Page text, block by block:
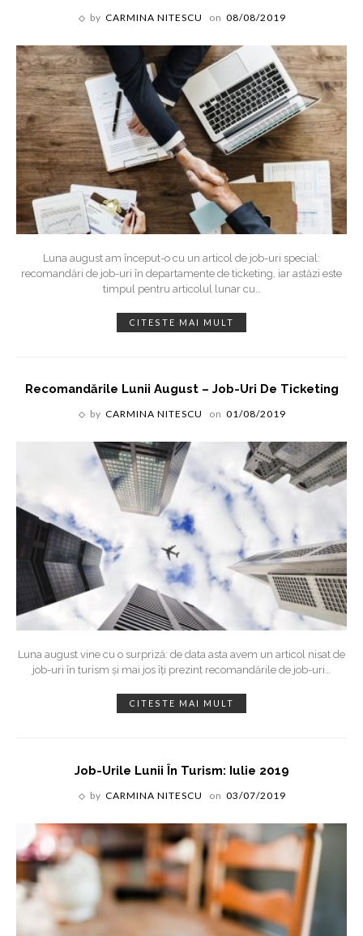
by CARMINA NITESCU on 08/08/2019
Luna august am început-o cu un articol de job-uri special:
recomandări de job-uri în departamente de ticketing, iar astăzi este
timpul pentru articolul lunar cu
CITESTE MAI MULT
Recomandările Lunii August – Job-Uri De Ticketing
by CARMINA NITESCU on 01/08/2019
Luna august vine cu o surpriză: de data asta avem un articol nisat de
job-uri în turism și mai jos îți prezint recomandările de job-uri…
CITESTE MAI MULT
Job-Urile Lunii În Turism: Iulie 2019
by CARMINA NITESCU on 03/07/2019